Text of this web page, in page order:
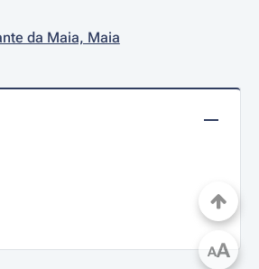
da Maia, Maia
AA